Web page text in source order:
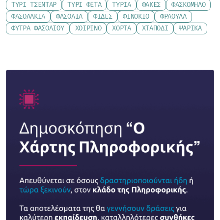
ΤΥΡΊ ΤΣΈΝΤΑΡ ΤΥΡΊ ΦΈΤΑ ΤΥΡΙΆ ΦΑΚΈΣ
ΦΑΣΚΌΜΗΛΟ
ΦΑΣΟΛΆΚΙΑ
ΦΑΣΌΛΙΑ ΦΙΔΈΣ ΦΙΝΌΚΙΟ
ΦΡΆΟΥΛΑ
ΦΎΤΡΑ ΦΑΣΟΛΙΟΎ
ΧΟΙΡΙΝΌ ΧΌΡΤΑ ΧΤΑΠΌΔΙ ΨΑΡΙΚΆ